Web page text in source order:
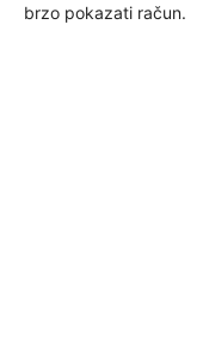
brzo pokazati račun.